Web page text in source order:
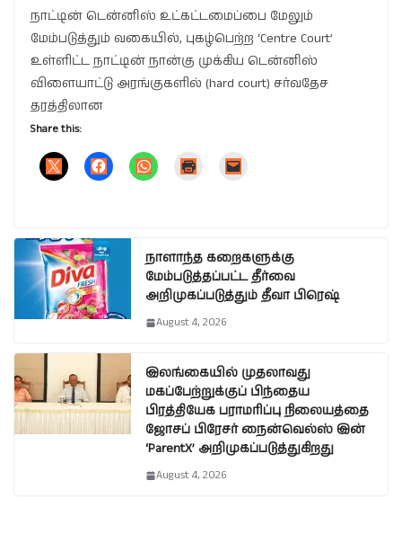
நாட்டின் டென்னிஸ் உட்கட்டமைப்பை மேலும்
மேம்படுத்தும் வகையில், புகழ்பெற்ற ‘Centre Court’
உள்ளிட்ட நாட்டின் நான்கு முக்கிய டென்னிஸ்
விளையாட்டு அரங்குகளில் (hard court) சர்வதேச
தரத்திலான
Share this:
நாளாந்த கறைகளுக்கு
மேம்படுத்தப்பட்ட தீர்வை
அறிமுகப்படுத்தும் தீவா பிரெஷ்
August 4, 2026
இலங்கையில் முதலாவது
மகப்பேற்றுக்குப் பிந்தைய
பிரத்தியேக பராமரிப்பு நிலையத்தை
ஜோசப் பிரேசர் நைன்வெல்ஸ் இன்
‘ParentX’ அறிமுகப்படுத்துகிறது
August 4, 2026